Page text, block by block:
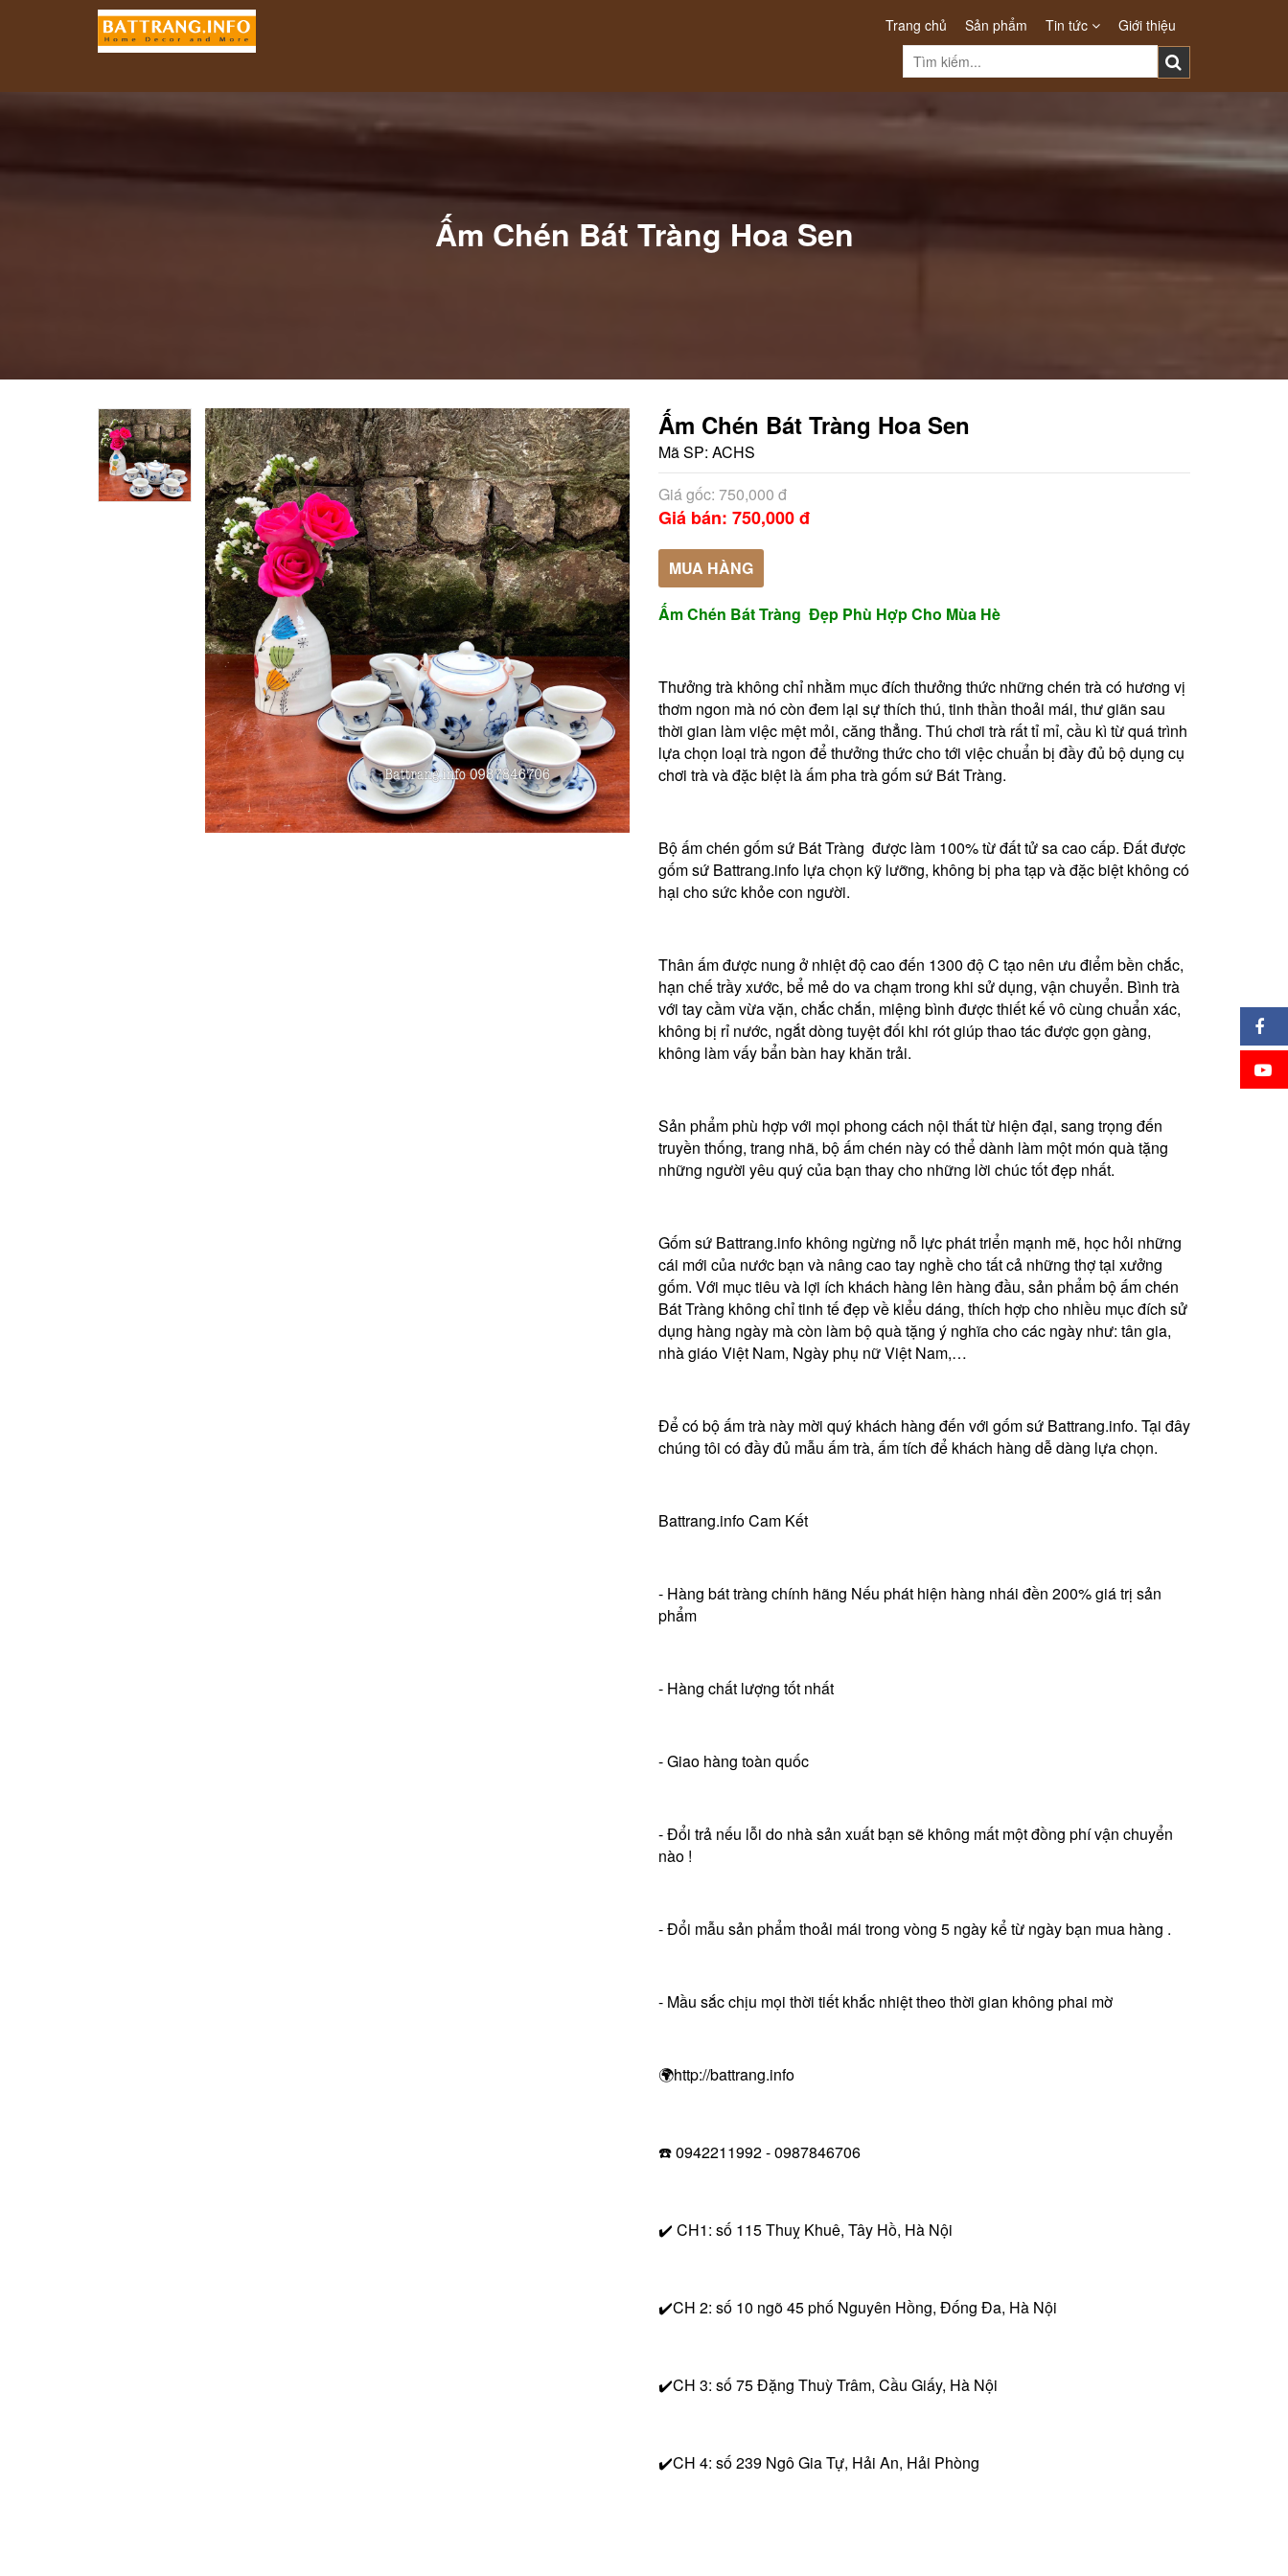
Trang chủ Sản phẩm Tin tức Giới thiệu
Ấm Chén Bát Tràng Hoa Sen
Ấm Chén Bát Tràng Hoa Sen
Mã SP: ACHS
Giá gốc: 750,000 đ
Giá bán: 750,000 đ
MUA HÀNG
Ấm Chén Bát Tràng Đẹp Phù Hợp Cho Mùa Hè
Thưởng trà không chỉ nhằm mục đích thưởng thức những chén trà có hương vị
thơm ngon mà nó còn đem lại sự thích thú, tinh thần thoải mái, thư giãn sau
thời gian làm việc mệt mỏi, căng thẳng. Thú chơi trà rất tỉ mỉ, cầu kì từ quá trình
lựa chọn loại trà ngon để thưởng thức cho tới việc chuẩn bị đầy đủ bộ dụng cụ
chơi trà và đặc biệt là ấm pha trà gốm sứ Bát Tràng.
Bộ ấm chén gốm sứ Bát Tràng được làm 100% từ đất tử sa cao cấp. Đất được
gốm sứ Battrang.info lựa chọn kỹ lưỡng, không bị pha tạp và đặc biệt không có
hại cho sức khỏe con người.
Thân ấm được nung ở nhiệt độ cao đến 1300 độ C tạo nên ưu điểm bền chắc,
hạn chế trầy xước, bể mẻ do va chạm trong khi sử dụng, vận chuyển. Bình trà
với tay cầm vừa vặn, chắc chắn, miệng bình được thiết kế vô cùng chuẩn xác,
không bị rỉ nước, ngắt dòng tuyệt đối khi rót giúp thao tác được gọn gàng,
không làm vấy bẩn bàn hay khăn trải.
Sản phẩm phù hợp với mọi phong cách nội thất từ hiện đại, sang trọng đến
truyền thống, trang nhã, bộ ấm chén này có thể dành làm một món quà tặng
những người yêu quý của bạn thay cho những lời chúc tốt đẹp nhất.
Gốm sứ Battrang.info không ngừng nỗ lực phát triển mạnh mẽ, học hỏi những
cái mới của nước bạn và nâng cao tay nghề cho tất cả những thợ tại xưởng
gốm. Với mục tiêu và lợi ích khách hàng lên hàng đầu, sản phẩm bộ ấm chén
Bát Tràng không chỉ tinh tế đẹp về kiểu dáng, thích hợp cho nhiều mục đích sử
dụng hàng ngày mà còn làm bộ quà tặng ý nghĩa cho các ngày như: tân gia,
nhà giáo Việt Nam, Ngày phụ nữ Việt Nam,…
Để có bộ ấm trà này mời quý khách hàng đến với gốm sứ Battrang.info. Tại đây
chúng tôi có đầy đủ mẫu ấm trà, ấm tích để khách hàng dễ dàng lựa chọn.
Battrang.info Cam Kết
- Hàng bát tràng chính hãng Nếu phát hiện hàng nhái đền 200% giá trị sản
phẩm
- Hàng chất lượng tốt nhất
- Giao hàng toàn quốc
- Đổi trả nếu lỗi do nhà sản xuất bạn sẽ không mất một đồng phí vận chuyển
nào !
- Đổi mẫu sản phẩm thoải mái trong vòng 5 ngày kể từ ngày bạn mua hàng .
- Mầu sắc chịu mọi thời tiết khắc nhiệt theo thời gian không phai mờ
🌍http://battrang.info
☎️ 0942211992 - 0987846706
✔️ CH1: số 115 Thuỵ Khuê, Tây Hồ, Hà Nội
✔️CH 2: số 10 ngõ 45 phố Nguyên Hồng, Đống Đa, Hà Nội
✔️CH 3: số 75 Đặng Thuỳ Trâm, Cầu Giấy, Hà Nội
✔️CH 4: số 239 Ngô Gia Tự, Hải An, Hải Phòng